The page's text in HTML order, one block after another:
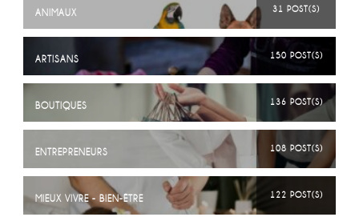
ANIMAUX 31 POST(S)
ARTISANS 150 POST(S)
BOUTIQUES 136 POST(S)
ENTREPRENEURS 108 POST(S)
MIEUX VIVRE - BIEN-ÊTRE 122 POST(S)